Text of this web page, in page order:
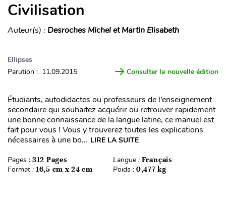
Civilisation
Auteur(s) : Desroches Michel et Martin Elisabeth
Ellipses
Parution : 11.09.2015
Consulter la nouvelle édition
Étudiants, autodidactes ou professeurs de l’enseignement
secondaire qui souhaitez acquérir ou retrouver rapidement
une bonne connaissance de la langue latine, ce manuel est
fait pour vous ! Vous y trouverez toutes les explications
nécessaires à une bo... LIRE LA SUITE
Pages : 312 Pages Langue : Français
Format : 16,5 cm x 24 cm Poids : 0,477 kg